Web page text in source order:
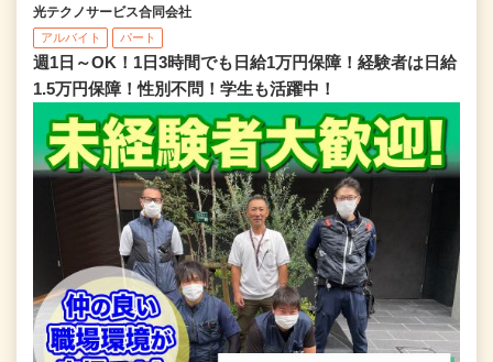
光テクノサービス合同会社
アルバイト パート
週1日～OK！1日3時間でも日給1万円保障！経験者は日給
1.5万円保障！性別不問！学生も活躍中！